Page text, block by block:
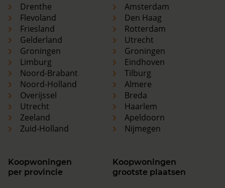
Drenthe
Flevoland
Friesland
Gelderland
Groningen
Limburg
Noord-Brabant
Noord-Holland
Overijssel
Utrecht
Zeeland
Zuid-Holland
Amsterdam
Den Haag
Rotterdam
Utrecht
Groningen
Eindhoven
Tilburg
Almere
Breda
Haarlem
Apeldoorn
Nijmegen
Koopwoningen
per provincie
Koopwoningen
grootste plaatsen